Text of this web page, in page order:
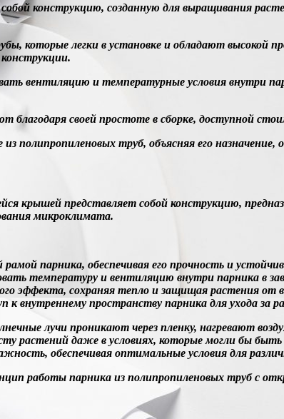
конструкцию, созданную для выращивания
которые легки в установке и обладают
вентиляцию и температурные условия
благодаря своей простоте в сборке, доступной
полипропиленовых труб, объясняя его
крышей представляет собой конструкцию,
микроклимата.
парника, обеспечивая его прочность и
температуру и вентиляцию внутри парника в
эффекта, сохраняя тепло и защищая растения от
к внутреннему пространству парника для ухода за
лучи проникают через пленку, нагревают
растений даже в условиях, которые могли бы
обеспечивая оптимальные условия для
работы парника из полипропиленовых труб с